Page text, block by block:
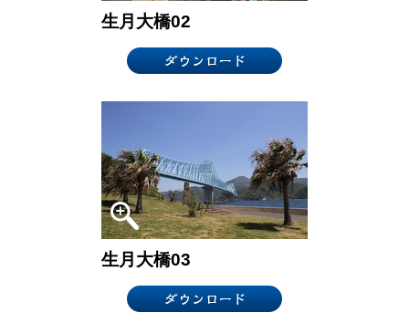
生月大橋02
生月大橋03